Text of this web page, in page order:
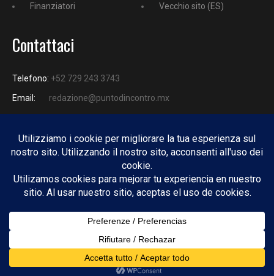
Finanziatori Vecchio sito (ES)
Contattaci
Telefono: +52 729 243 3743
Email:
redazione@puntodincontro.mx
PUNTODINCONTRO
Copyright © 2025 Puntodincontro
Design by DisegnoW